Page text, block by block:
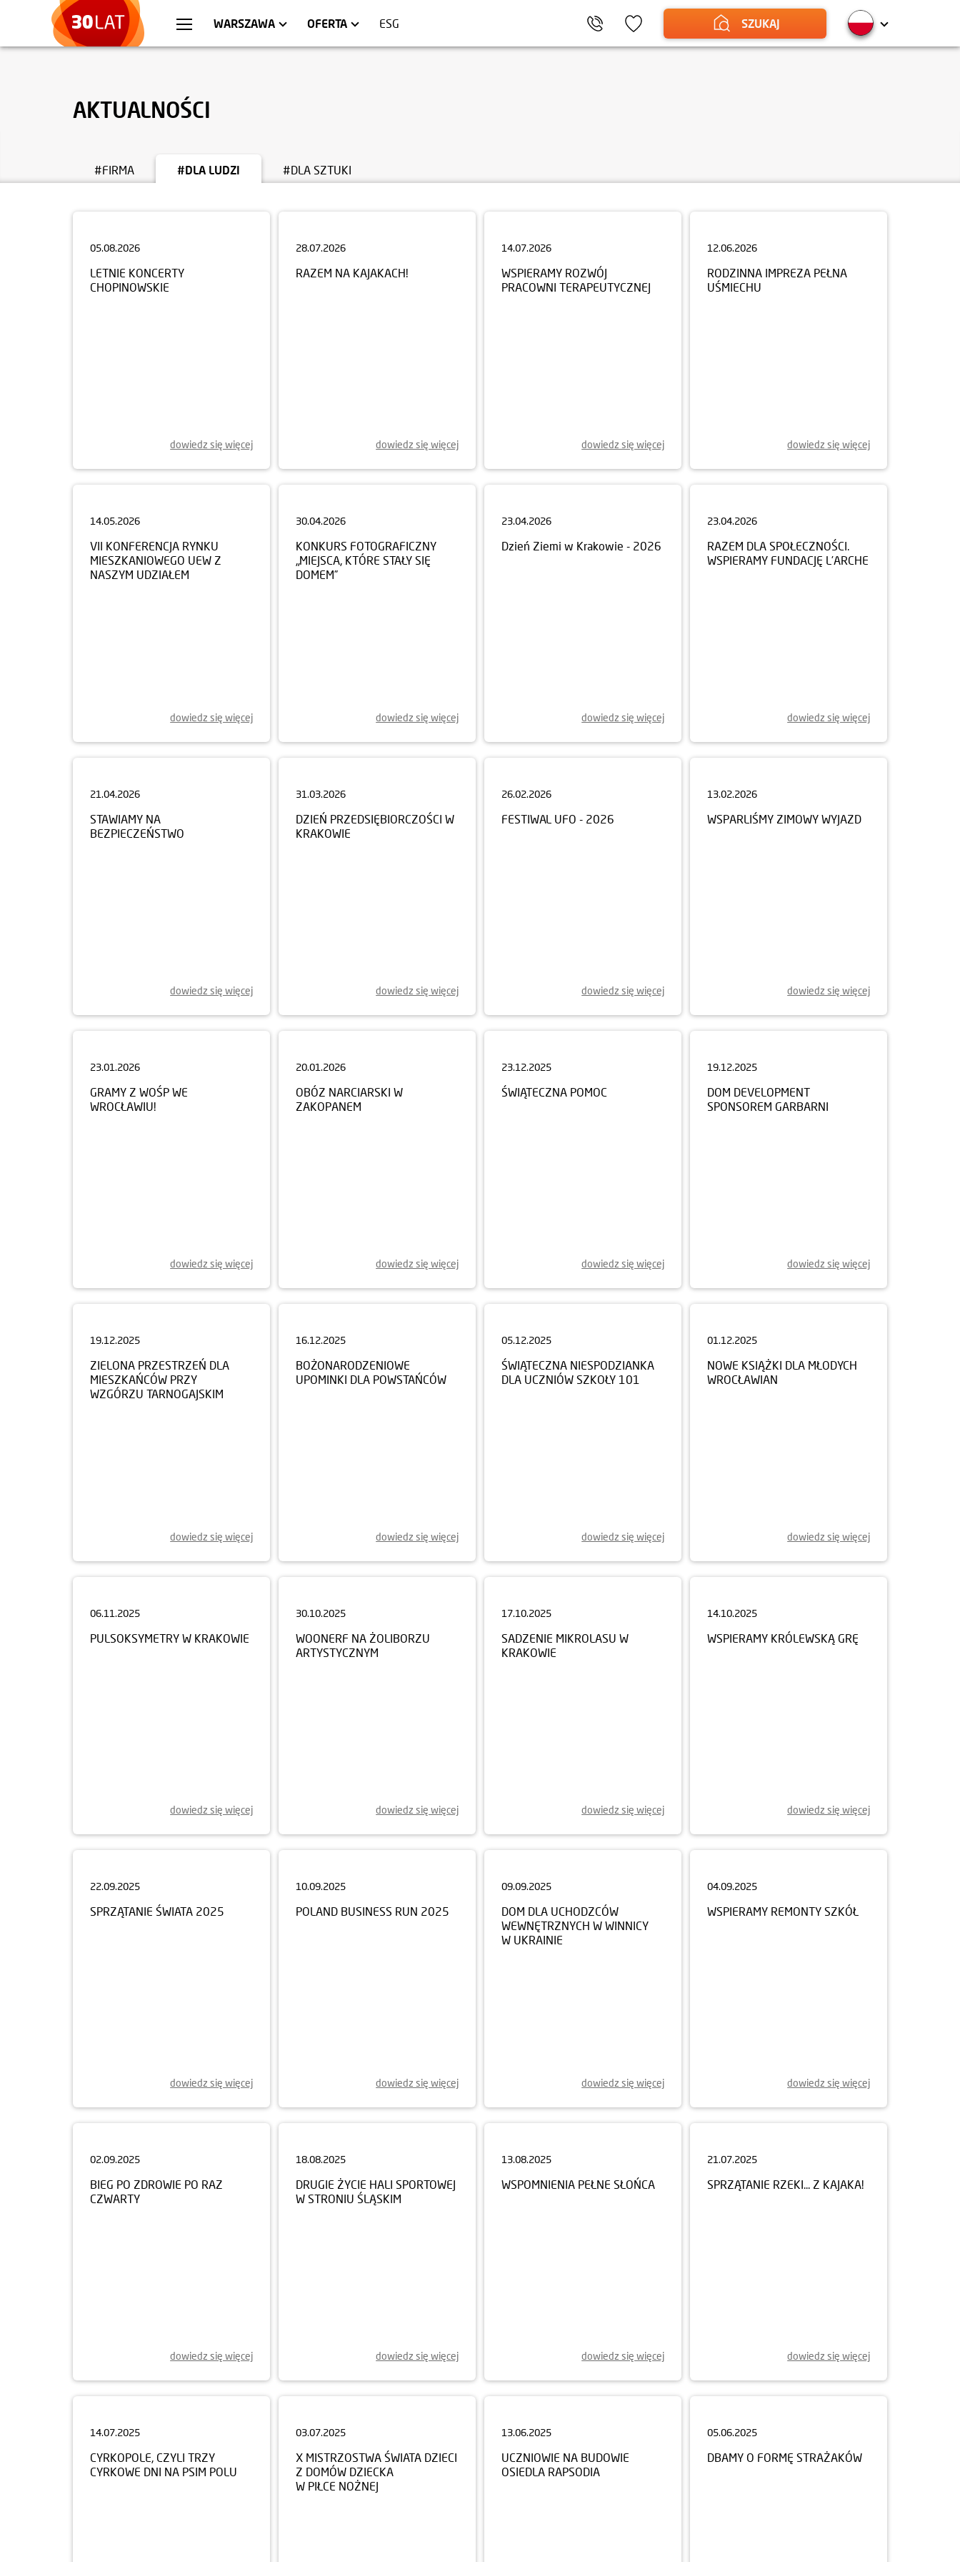
WARSZAWA OFERTA ESG SZUKAJ
WROCŁAW KRAKÓW TRÓJMIASTO
MIESZKANIA APARTAMENTY INWESTYCYJNE LOKALE USŁUGOWE
AKTUALNOŚCI
#FIRMA #DLA LUDZI #DLA SZTUKI
LETNIE KONCERTY
CHOPINOWSKIE
dowiedz się więcej
RAZEM NA KAJAKACH!
dowiedz się więcej
WSPIERAMY ROZWÓJ
PRACOWNI TERAPEUTYCZNEJ
dowiedz się więcej
RODZINNA IMPREZA PEŁNA
UŚMIECHU
dowiedz się więcej
VII KONFERENCJA RYNKU
MIESZKANIOWEGO UEW Z
NASZYM UDZIAŁEM
dowiedz się więcej
KONKURS FOTOGRAFICZNY
„MIEJSCA, KTÓRE STAŁY SIĘ
DOMEM”
dowiedz się więcej
Dzień Ziemi w Krakowie - 2026
dowiedz się więcej
RAZEM DLA SPOŁECZNOŚCI.
WSPIERAMY FUNDACJĘ L’ARCHE
dowiedz się więcej
STAWIAMY NA
BEZPIECZEŃSTWO
dowiedz się więcej
DZIEŃ PRZEDSIĘBIORCZOŚCI W
KRAKOWIE
dowiedz się więcej
FESTIWAL UFO - 2026
dowiedz się więcej
WSPARLIŚMY ZIMOWY WYJAZD
dowiedz się więcej
GRAMY Z WOŚP WE
WROCŁAWIU!
dowiedz się więcej
OBÓZ NARCIARSKI W
ZAKOPANEM
dowiedz się więcej
ŚWIĄTECZNA POMOC
dowiedz się więcej
DOM DEVELOPMENT
SPONSOREM GARBARNI
dowiedz się więcej
ZIELONA PRZESTRZEŃ DLA
MIESZKAŃCÓW PRZY
WZGÓRZU TARNOGAJSKIM
dowiedz się więcej
BOŻONARODZENIOWE
UPOMINKI DLA POWSTAŃCÓW
dowiedz się więcej
ŚWIĄTECZNA NIESPODZIANKA
DLA UCZNIÓW SZKOŁY 101
dowiedz się więcej
NOWE KSIĄŻKI DLA MŁODYCH
WROCŁAWIAN
dowiedz się więcej
PULSOKSYMETRY W KRAKOWIE
dowiedz się więcej
WOONERF NA ŻOLIBORZU
ARTYSTYCZNYM
dowiedz się więcej
SADZENIE MIKROLASU W
KRAKOWIE
dowiedz się więcej
WSPIERAMY KRÓLEWSKĄ GRĘ
dowiedz się więcej
SPRZĄTANIE ŚWIATA 2025
dowiedz się więcej
POLAND BUSINESS RUN 2025
dowiedz się więcej
DOM DLA UCHODZCÓW
WEWNĘTRZNYCH W WINNICY
W UKRAINIE
dowiedz się więcej
WSPIERAMY REMONTY SZKÓŁ
dowiedz się więcej
BIEG PO ZDROWIE PO RAZ
CZWARTY
dowiedz się więcej
DRUGIE ŻYCIE HALI SPORTOWEJ
W STRONIU ŚLĄSKIM
dowiedz się więcej
WSPOMNIENIA PEŁNE SŁOŃCA
dowiedz się więcej
SPRZĄTANIE RZEKI... Z KAJAKA!
dowiedz się więcej
CYRKOPOLE, CZYLI TRZY
CYRKOWE DNI NA PSIM POLU
X MISTRZOSTWA ŚWIATA DZIECI
Z DOMÓW DZIECKA
W PIŁCE NOŻNEJ
UCZNIOWIE NA BUDOWIE
OSIEDLA RAPSODIA
DBAMY O FORMĘ STRAŻAKÓW